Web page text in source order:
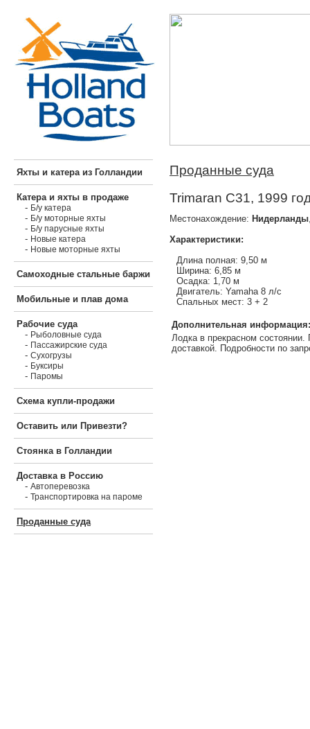
Яхты и катера из Голландии
Катера и яхты в продаже
- Б/у катера
- Б/у моторные яхты
- Б/у парусные яхты
- Новые катера
- Новые моторные яхты
Самоходные стальные баржи
Мобильные и плав дома
Рабочие суда
- Рыболовные суда
- Пассажирские суда
- Сухогрузы
- Буксиры
- Паромы
Схема купли-продажи
Оставить или Привезти?
Стоянка в Голландии
Доставка в Россию
- Автоперевозка
- Транспортировка на пароме
Проданные суда
Проданные суда
Trimaran C31, 1999
Местонахождение: Нидерланды
Характеристики:
Длина полная: 9,50 м
Ширина: 6,85 м
Осадка: 1,70 м
Двигатель: Yamaha 8 л/с
Спальных мест: 3 + 2
Дополнительная информация:
Лодка в прекрасном
доставкой. Подробности по